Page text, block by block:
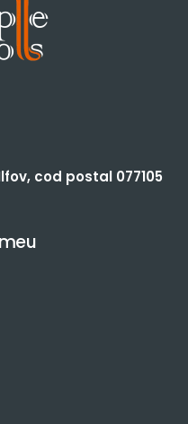
cod postal 077105